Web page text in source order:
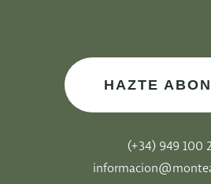
HAZTE
(+34) 949 100